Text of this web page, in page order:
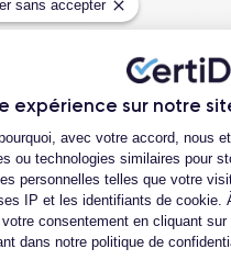
sans accepter
expérience sur notre
de
avec votre accord, nous
ou technologies similaires pour
personnelles telles que votre
IP et les identifiants de cookie.
consentement en cliquant
dans notre politique de
En achetant ici,